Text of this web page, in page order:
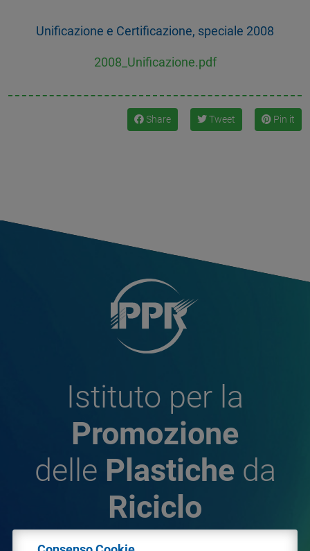
Unificazione e Certificazione, speciale 2008
2008_Unificazione.pdf
Share Tweet Pin it
Istituto per la
Promozione
delle Plastiche da
Riciclo